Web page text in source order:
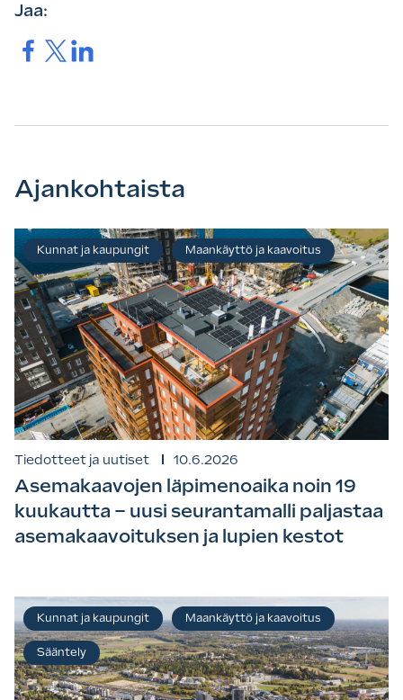
Jaa:
Jaa. Jaa.Jaa.
Ajankohtaista
Tiedotteet ja uutiset 10.6.2026
Asemakaavojen läpimenoaika noin 19
kuukautta – uusi seurantamalli paljastaa
asemakaavoituksen ja lupien kestot
Kunnat ja kaupungit Maankäyttö ja kaavoitus
Kunnat ja kaupungit Maankäyttö ja kaavoitus
Sääntely